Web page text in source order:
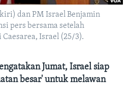
dan PM Israel Benjamin
pers bersama setelah
Israel (25/3).
Jumat, Israel siap
besar' untuk melawan